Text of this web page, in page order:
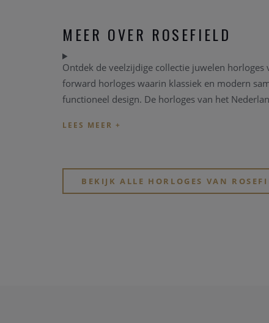
MEER OVER ROSEFIELD
Ontdek de veelzijdige collectie juwelen
forward horloges waarin klassiek en modern
functioneel design. De horloges van het
BEKIJK ALLE HORLOGES VAN